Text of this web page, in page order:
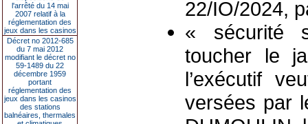
l'arrêté du 14 mai
2007 relatif à la
réglementation des
jeux dans les casinos
Décret no 2012-685
du 7 mai 2012
modifiant le décret no
59-1489 du 22
décembre 1959
portant
réglementation des
jeux dans les casinos
des stations
balnéaires, thermales
22/IO/2024,
« sécurité
toucher le
l’exécutif
versées par